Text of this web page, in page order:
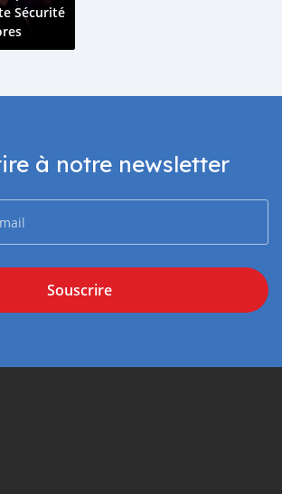
Sécurité
à notre newsletter
Souscrire